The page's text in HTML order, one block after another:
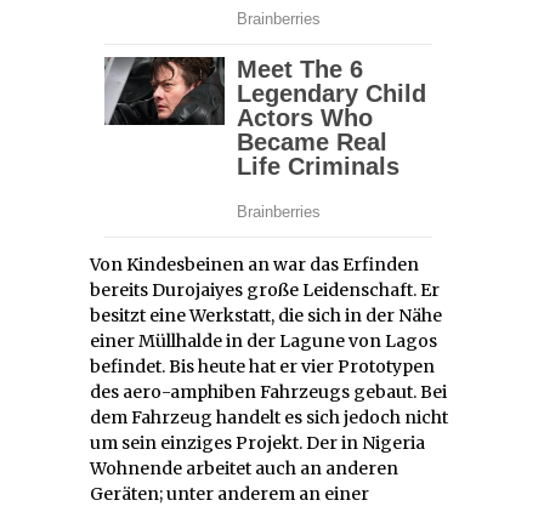
Von Kindesbeinen an war das Erfinden
bereits Durojaiyes große Leidenschaft. Er
besitzt eine Werkstatt, die sich in der Nähe
einer Müllhalde in der Lagune von Lagos
befindet. Bis heute hat er vier Prototypen
des aero-amphiben Fahrzeugs gebaut. Bei
dem Fahrzeug handelt es sich jedoch nicht
um sein einziges Projekt. Der in Nigeria
Wohnende arbeitet auch an anderen
Geräten; unter anderem an einer